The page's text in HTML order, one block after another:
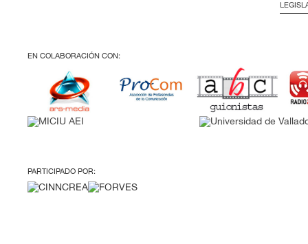
EN COLABORACIÓN CON:
PARTICIPADO POR: